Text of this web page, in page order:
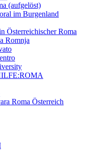
(aufgelöst)
im Burgenland
Österreichischer Roma
Romnja
Roma Österreich